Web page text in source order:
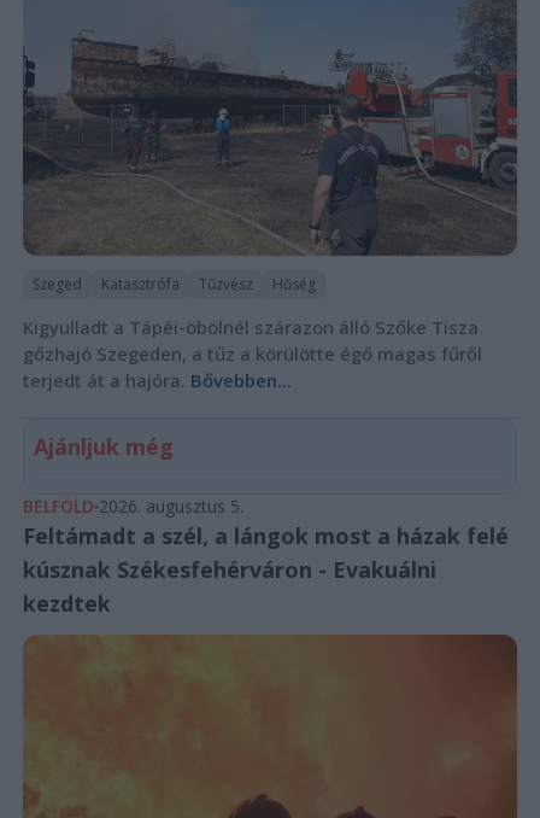
Szeged Katasztrófa Tűzvész Hőség
Kigyulladt a Tápéi-öbölnél szárazon álló Szőke Tisza
gőzhajó Szegeden, a tűz a körülötte égő magas fűről
terjedt át a hajóra. Bővebben...
Ajánljuk még
BELFÖLD 2026. augusztus 5.
Feltámadt a szél, a lángok most a házak felé
kúsznak Székesfehérváron - Evakuálni
kezdtek